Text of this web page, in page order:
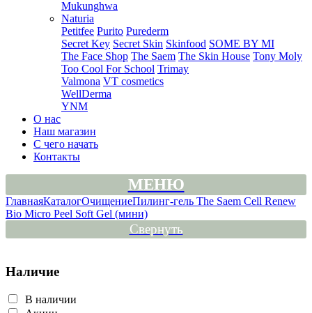
Mukunghwa
Naturia
Petitfee Purito Purederm
Secret Key Secret Skin Skinfood SOME BY MI
The Face Shop The Saem The Skin House Tony Moly
Too Cool For School Trimay
Valmona VT cosmetics
WellDerma
YNM
О нас
Наш магазин
С чего начать
Контакты
МЕНЮ
ГлавнаяКаталогОчищениеПилинг-гель The Saem Cell Renew
Bio Micro Peel Soft Gel (мини)
Свернуть
Наличие
В наличии